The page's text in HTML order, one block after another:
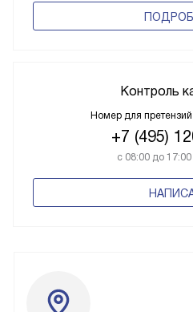
Контроль
Номер для
+7 (495)
с 08:00 до